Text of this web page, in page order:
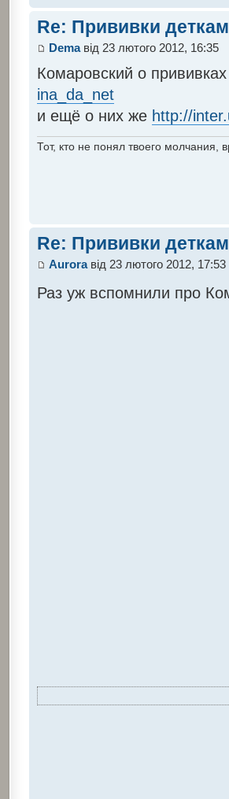
Re: Прививки
Demaвід 23 лютого 2012, 16:35
Комаровский о прививках
ina_da_net
и ещё о них же http://
Тот, кто не понял твоего молчания,
Re: Прививки
Auroraвід 23 лютого 2012, 17:53
Раз уж вспомнили про